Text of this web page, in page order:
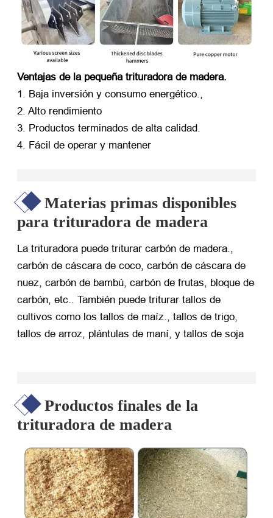
Ventajas de la pequeña trituradora de madera.
1. Baja inversión y consumo energético.,
2. Alto rendimiento
3. Productos terminados de alta calidad.
4. Fácil de operar y mantener
Materias primas disponibles
para trituradora de madera
La trituradora puede triturar carbón de madera.,
carbón de cáscara de coco, carbón de cáscara de
nuez, carbón de bambú, carbón de frutas, bloque de
carbón, etc.. También puede triturar tallos de
cultivos como los tallos de maíz., tallos de trigo,
tallos de arroz, plántulas de maní, y tallos de soja
Productos finales de la
trituradora de madera